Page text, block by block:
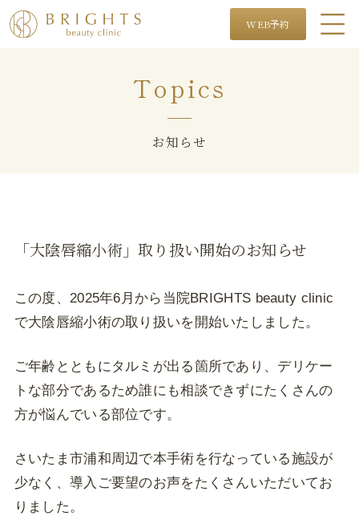
WEB予約
Topics
お知らせ
「大陰唇縮小術」取り扱い開始のお知らせ
この度、2025年6月から当院BRIGHTS beauty clinic
で大陰唇縮小術の取り扱いを開始いたしました。
ご年齢とともにタルミが出る箇所であり、デリケー
トな部分であるため誰にも相談できずにたくさんの
方が悩んでいる部位です。
さいたま市浦和周辺で本手術を行なっている施設が
少なく、導入ご要望のお声をたくさんいただいてお
りました。